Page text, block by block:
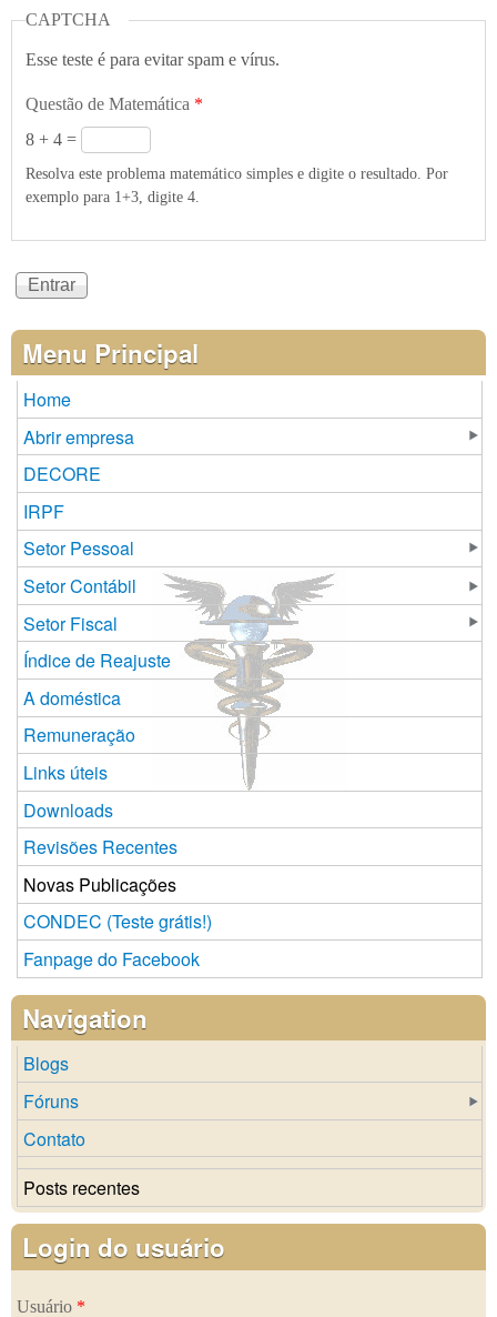
CAPTCHA
Esse teste é para evitar spam e vírus.
Questão de Matemática *
8 + 4 =
Resolva este problema matemático simples e digite o resultado. Por
exemplo para 1+3, digite 4.
Menu Principal
Home
Abrir empresa
DECORE
IRPF
Setor Pessoal
Setor Contábil
Setor Fiscal
Índice de Reajuste
A doméstica
Remuneração
Links úteis
Downloads
Revisões Recentes
Novas Publicações
CONDEC (Teste grátis!)
Fanpage do Facebook
Navigation
Blogs
Fóruns
Contato
Posts recentes
Login do usuário
Usuário *